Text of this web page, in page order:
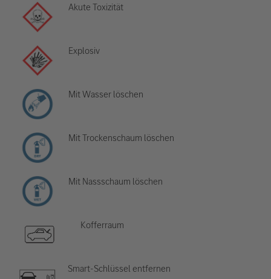
Akute Toxizität
Explosiv
Mit Wasser löschen
Mit Trockenschaum löschen
Mit Nassschaum löschen
Kofferraum
Smart-Schlüssel entfernen